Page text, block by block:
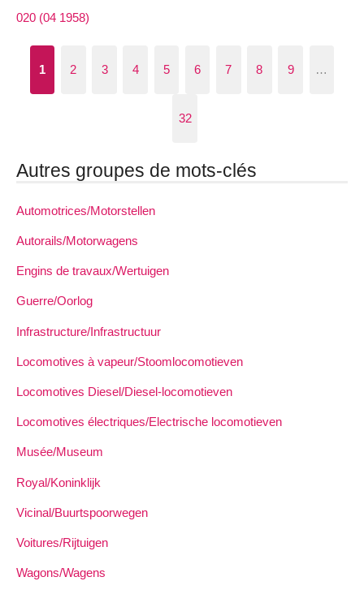
020 (04 1958)
1 2 3 4 5 6 7 8 9 …
32
Autres groupes de mots-clés
Automotrices/Motorstellen
Autorails/Motorwagens
Engins de travaux/Wertuigen
Guerre/Oorlog
Infrastructure/Infrastructuur
Locomotives à vapeur/Stoomlocomotieven
Locomotives Diesel/Diesel-locomotieven
Locomotives électriques/Electrische locomotieven
Musée/Museum
Royal/Koninklijk
Vicinal/Buurtspoorwegen
Voitures/Rijtuigen
Wagons/Wagens